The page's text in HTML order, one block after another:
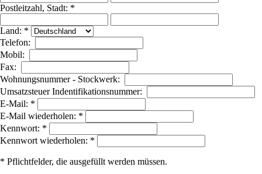
Postleitzahl, Stadt: *
Land: *
Telefon:
Mobil:
Fax:
Wohnungsnummer - Stockwerk:
Umsatzsteuer Indentifikationsnummer:
E-Mail: *
E-Mail wiederholen: *
Kennwort: *
Kennwort wiederholen: *
* Pflichtfelder, die ausgefüllt werden müssen.